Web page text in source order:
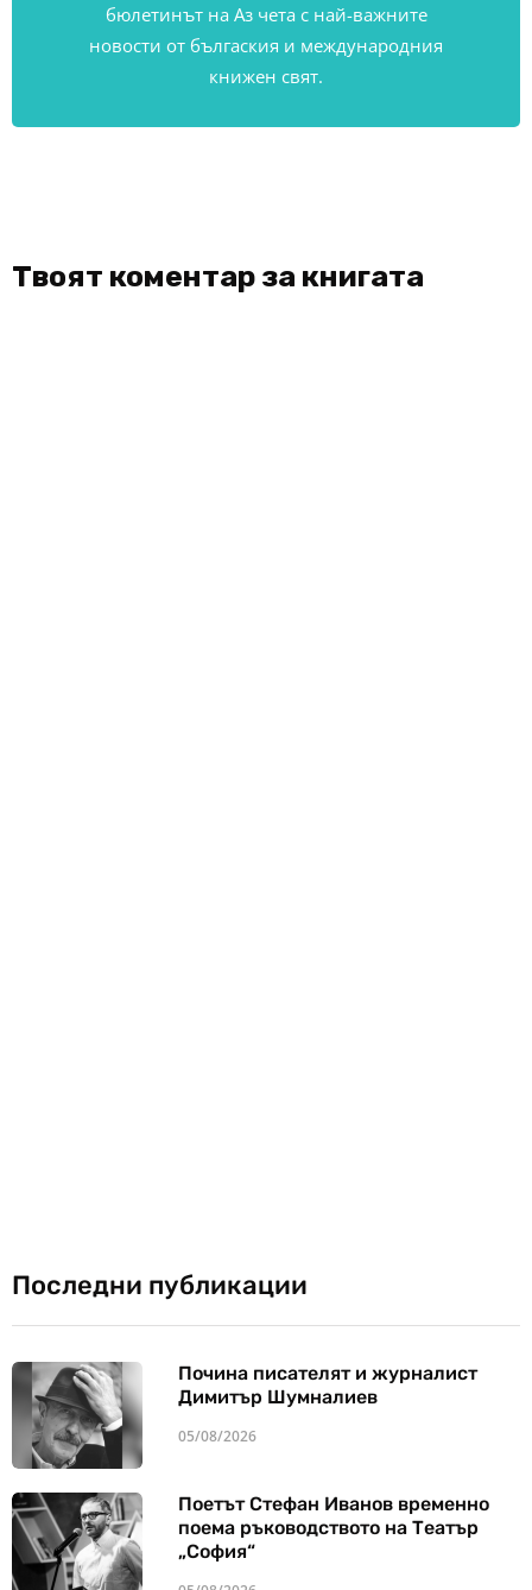
бюлетинът на Аз чета с най-важните
новости от бългаския и международния
книжен свят.
Твоят коментар за книгата
Последни публикации
Почина писателят и журналист
Димитър Шумналиев
05/08/2026
Поетът Стефан Иванов временно
поема ръководството на Театър
„София“